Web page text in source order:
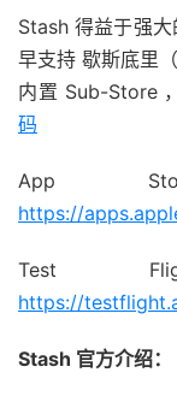
Stash 得益于强
早支持 歇斯底里（
内置 Sub-Store
码
App
https://
Test
https://
Stash 官方介绍：